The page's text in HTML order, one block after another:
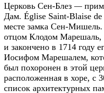
Церковь Сен-Блез —
Дам. Église Saint-Blaise
месте замка Сен-Мишель.
отцом Клодом Марешаль,
и закончено в 1714 году
Иосифом Марешалем,
был похоронен в этой
расположенная в хоре, с
список архитектурных